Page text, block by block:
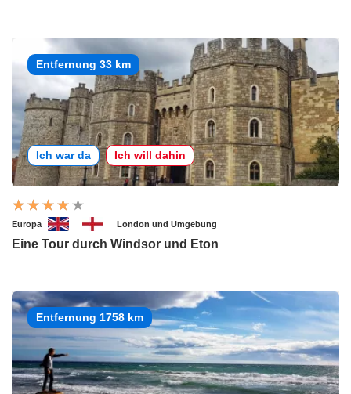
Entfernung 33 km
Ich war da Ich will dahin
Europa London und Umgebung
Eine Tour durch Windsor und Eton
Entfernung 1758 km